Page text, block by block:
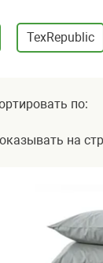
TexRepublic
по:
на